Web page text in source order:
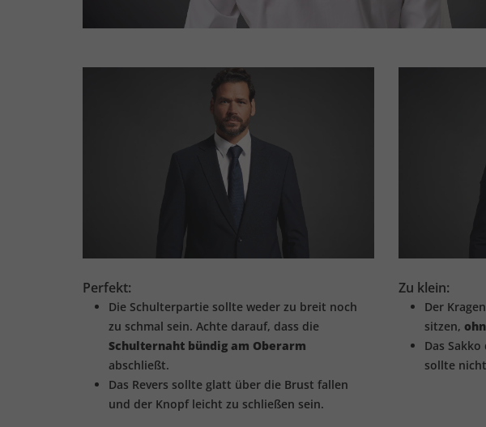
Perfekt:
Die Schulterpartie sollte weder zu breit noch
zu schmal sein. Achte darauf, dass die
Schulternaht bündig am Oberarm
abschließt.
Das Revers sollte glatt über die Brust fallen
und der Knopf leicht zu schließen sein.
Zu klein:
Der
sitzen,
Das
sollte